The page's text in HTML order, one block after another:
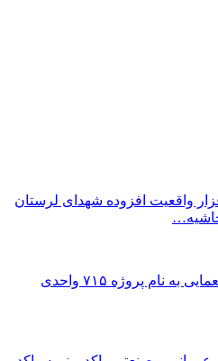
واقعیت افزوده شهدای لرستان
حاشیه…
چشم انتظاری ملت در معمایی به نام پروژه ۷۱۵ واحدی